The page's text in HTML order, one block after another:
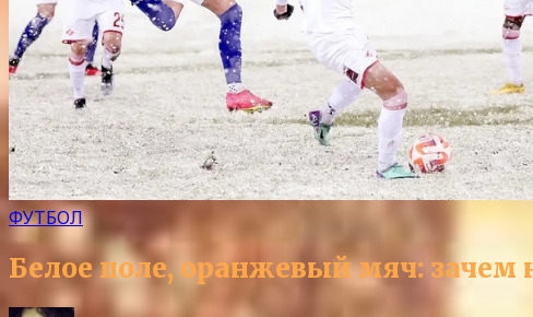
ФУТБОЛ
Белое поле, оранжевый мяч: зачем